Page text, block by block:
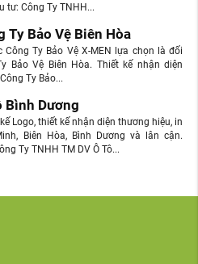
tư: Công Ty TNHH...
Ty Bảo Vệ Biên Hòa
Công Ty Bảo Vệ X-MEN lựa chọn là đối
Bảo Vệ Biên Hòa. Thiết kế nhận diện
Ty Bảo...
Bình Dương
Logo, thiết kế nhận diện thương hiệu, in
Biên Hòa, Bình Dương và lân cận.
Ty TNHH TM DV Ô Tô...